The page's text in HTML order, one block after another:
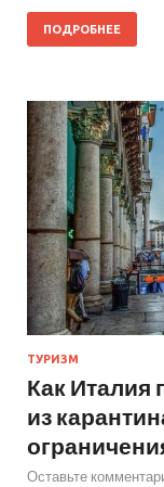
ПОДРОБНЕЕ
ТУРИЗМ
Как Италия
из
Оставьте